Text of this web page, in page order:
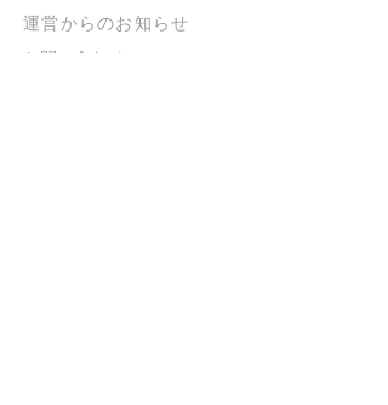
​運営からのお知らせ
お問い合わせ